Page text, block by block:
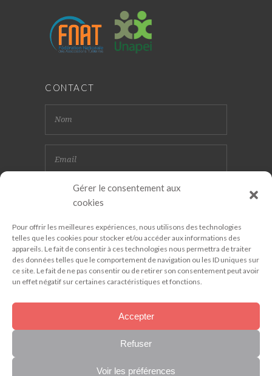
Gérer le consentement aux
cookies
Pour offrir les meilleures expériences, nous utilisons des technologies
telles que les cookies pour stocker et/ou accéder aux informations des
appareils. Le fait de consentir à ces technologies nous permettra de traiter
des données telles que le comportement de navigation ou les ID uniques sur
ce site. Le fait de ne pas consentir ou de retirer son consentement peut avoir
un effet négatif sur certaines caractéristiques et fonctions.
Accepter
Refuser
Voir les préférences
CONTACT
Mentions Légales. Création :